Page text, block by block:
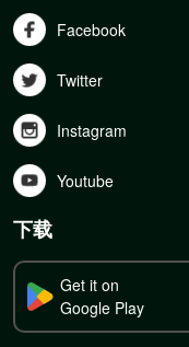
Facebook
Twitter
Instagram
Youtube
下载
Get it on
Google Play